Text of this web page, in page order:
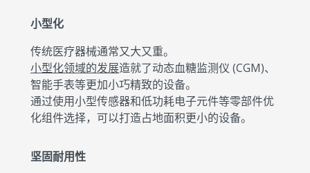
小型化
传统医疗器械通常又大又重。
小型化领域的发展造就了动态血糖监测仪 (CGM)、
智能手表等更加小巧精致的设备。
通过使用小型传感器和低功耗电子元件等零部件优
化组件选择，可以打造占地面积更小的设备。
坚固耐用性